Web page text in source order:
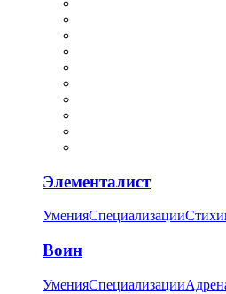
Элементалист
УменияСпециализации
Воин
УменияСпециализации